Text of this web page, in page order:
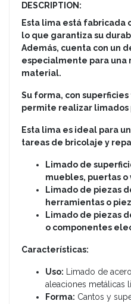
DESCRIPTION:
Esta lima está fabricada
lo que garantiza su
Además, cuenta con un
especialmente para una
material.
Su forma, con
permite realizar limados
Esta lima es ideal para
tareas de bricolaje y
Limado de
muebles, puertas o
Limado de piezas
herramientas o
Limado de piezas
o componentes
Características:
Uso: Limado de
aleaciones metálicas
Forma: Cantos y